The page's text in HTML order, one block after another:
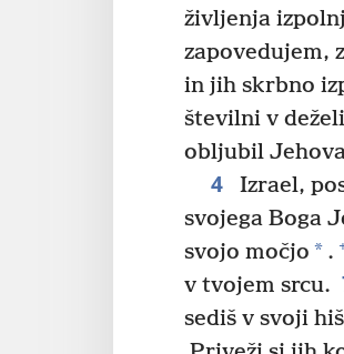
življenja
zapovedujem,
in jih skrbno
številni v
obljubil
4 Izrael,
svojega Boga
svojo močjo * .
v tvojem srcu.
sediš v svoji